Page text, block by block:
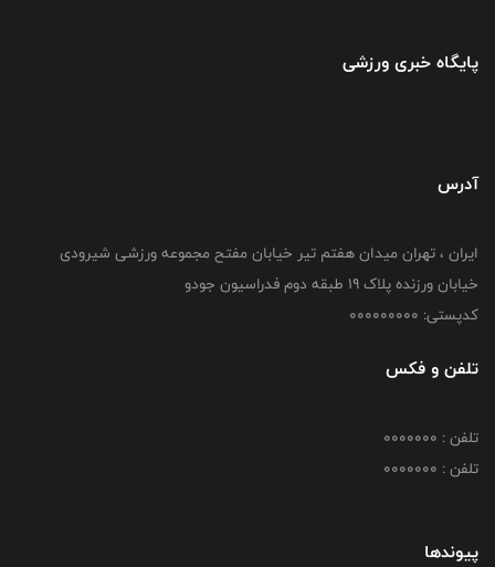
پایگاه خبری ورزشی
آدرس
ایران ، تهران میدان هفتم تیر خیابان مفتح مجموعه ورزشی شیرودی
خیابان ورزنده پلاک ۱۹ طبقه دوم فدراسیون جودو
کدپستی: 000000000
تلفن و فکس
تلفن : 0000000
تلفن : 0000000
پیوندها